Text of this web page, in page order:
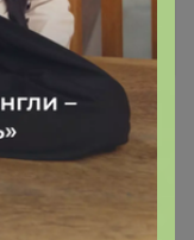
) А еще вопрос,
почты?